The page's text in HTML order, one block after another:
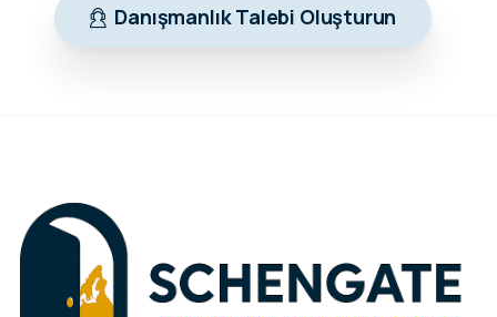
Danışmanlık Talebi Oluşturun